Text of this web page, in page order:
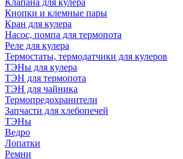
Клапана для кулера
Кнопки и клемные пары
Кран для кулера
Насос, помпа для термопота
Реле для кулера
Термостаты, термодатчики для кулеров
ТЭНы для кулера
ТЭН для термопота
ТЭН для чайника
Термопредохранители
Запчасти для хлебопечей
ТЭНы
Ведро
Лопатки
Ремни